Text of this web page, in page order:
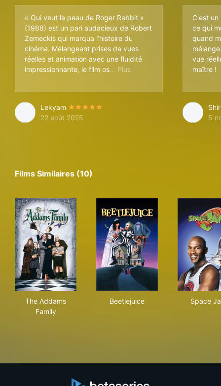
« Qui veut la peau de Roger Rabbit »
(1988) est un pari audacieux de Robert
Zemeckis qui marqua l’histoire du
cinéma. Mélangeant prises de vues
réelles et animation avec une fluidité
impressionnante, le film os
ait traiter des thèmes
Lekyam
22 août 2025
C'est
ce qui
quand
vue
maître !
5
Films Similaires (10)
The Addams
Family
Beetlejuice Space